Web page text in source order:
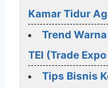
Kamar Tidur
Trend
TEI (Trade
Tips Bisnis